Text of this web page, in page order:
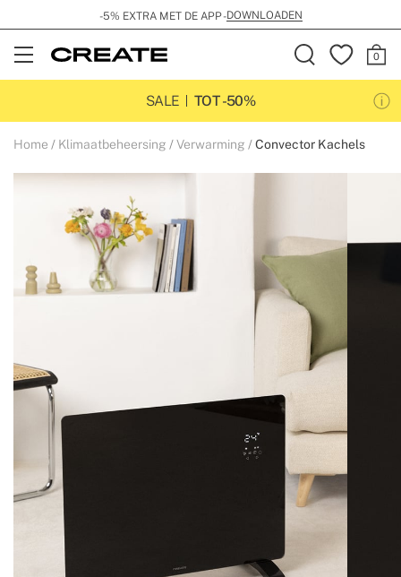
-5% EXTRA MET DE APP -DOWNLOADEN
Open
Menu
SALE
TOT -50%
Home Klimaatbeheersing Verwarming Convector Kachels